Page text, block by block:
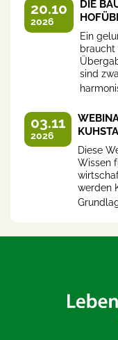
20.10
2026
DIE
Ein
braucht
sind
03.11
2026
Diese
Wissen
werden